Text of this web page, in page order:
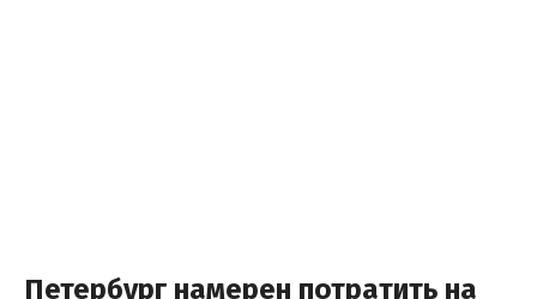
Петербург намерен потратить на